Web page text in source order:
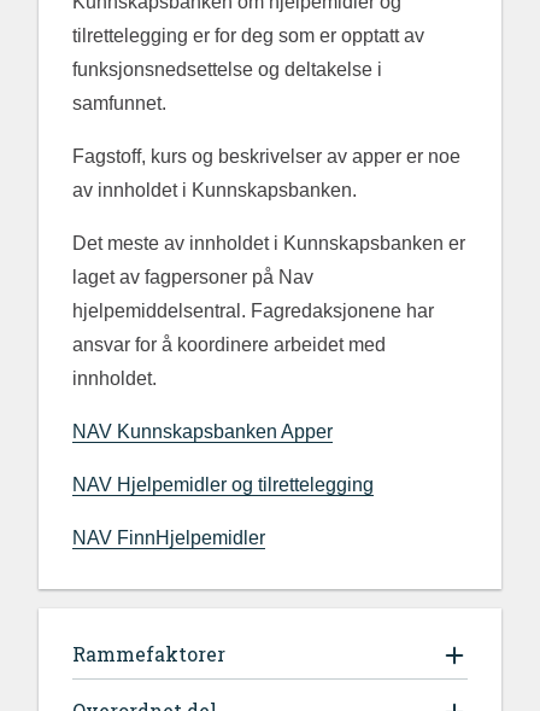
tilrettelegging er for deg som er opptatt av
funksjonsnedsettelse og deltakelse i
samfunnet.
Fagstoff, kurs og beskrivelser av apper er noe
av innholdet i Kunnskapsbanken.
Det meste av innholdet i Kunnskapsbanken er
laget av fagpersoner på Nav
hjelpemiddelsentral. Fagredaksjonene har
ansvar for å koordinere arbeidet med
innholdet.
NAV Kunnskapsbanken Apper
NAV Hjelpemidler og tilrettelegging
NAV FinnHjelpemidler
Rammefaktorer